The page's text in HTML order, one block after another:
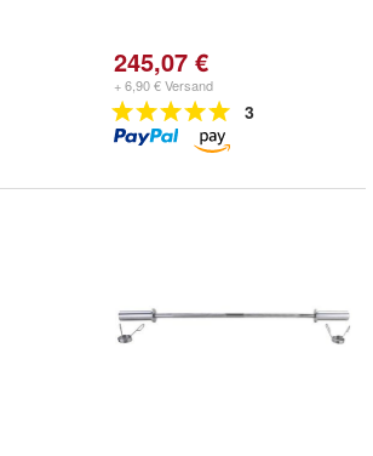
245,07 €
+ 6,90 € Versand
3